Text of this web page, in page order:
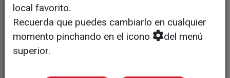
local favorito.
Recuerda que puedes cambiarlo en cualquier
momento pinchando en el icono
del menú
superior.